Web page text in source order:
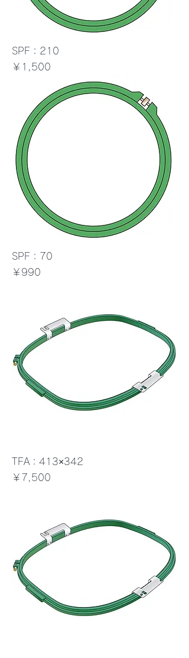
SPF：210
価格
￥1,500
SPF：70
価格
￥990
TFA：413×342
価格
￥7,500